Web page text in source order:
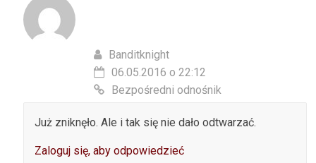
Banditknight
06.05.2016 o 22:12
Bezpośredni odnośnik
Już zniknęło. Ale i tak się nie dało odtwarzać.
Zaloguj się, aby odpowiedzieć